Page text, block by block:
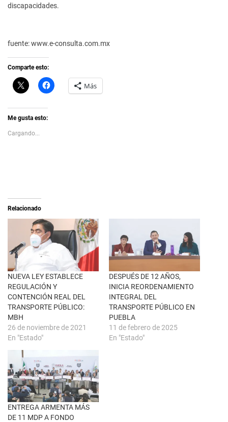
discapacidades.
fuente: www.e-consulta.com.mx
Comparte esto:
C
l
k
t
s
h
e
b
r
u
n
n
t
a
n
a
n
v
a
)
H
a
e
n
F
a
c
o
o
k
S
e
a
b
e
v
e
n
t
a
n
a
n
u
Más
Me gusta esto:
Cargando...
Relacionado
NUEVA LEY ESTABLECE
REGULACIÓN Y
CONTENCIÓN REAL DEL
TRANSPORTE PÚBLICO:
MBH
26 de noviembre de 2021
En "Estado"
DESPUÉS DE 12 AÑOS,
INICIA REORDENAMIENTO
INTEGRAL DEL
TRANSPORTE PÚBLICO EN
PUEBLA
11 de febrero de 2025
En "Estado"
ENTREGA ARMENTA MÁS
DE 11 MDP A FONDO